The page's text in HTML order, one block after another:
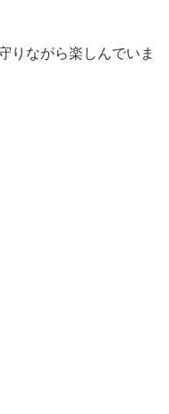
りながら楽しんでいま